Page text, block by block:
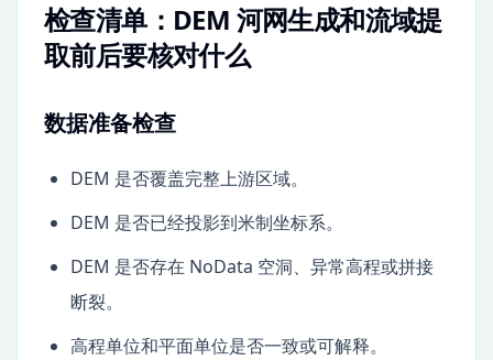
检查清单：DEM 河网生成和流域提
取前后要核对什么
数据准备检查
DEM 是否覆盖完整上游区域。
DEM 是否已经投影到米制坐标系。
DEM 是否存在 NoData 空洞、异常高程或拼接
断裂。
高程单位和平面单位是否一致或可解释。